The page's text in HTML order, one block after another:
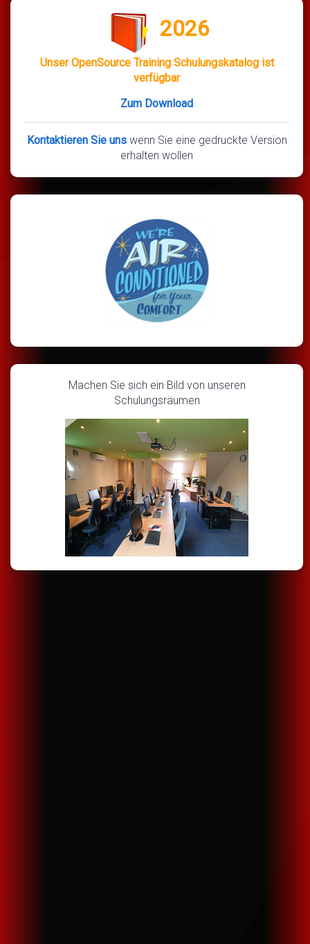
2026
Unser OpenSource Training Schulungskatalog ist
verfügbar
Zum Download
Kontaktieren Sie uns wenn Sie eine gedruckte Version
erhalten wollen
Machen Sie sich ein Bild von unseren
Schulungsräumen